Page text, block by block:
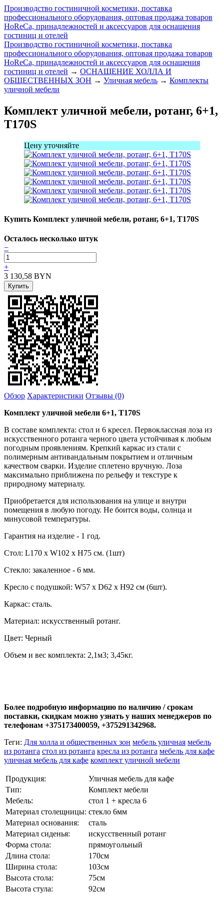
Производство гостиничной косметики, поставка
профессионального оборудования, оптовая продажа товаров
HoReCa, принадлежностей и аксессуаров для оснащения
гостиниц и отелей
Производство гостиничной косметики, поставка
профессионального оборудования, оптовая продажа товаров
HoReCa, принадлежностей и аксессуаров для оснащения
гостиниц и отелей → ОСНАЩЕНИЕ ХОЛЛА И
ОБЩЕСТВЕННЫХ ЗОН → Уличная мебель → Комплекты
уличной мебели
Комплект уличной мебели, ротанг, 6+1,
T170S
Цену уточняйте
Купить Комплект уличной мебели, ротанг, 6+1, T170S
Осталось несколько штук
−
+
3 130,58 BYN
Обзор Характеристики Отзывы (0)
Комплект уличной мебели 6+1, T170S
В составе комплекта: стол и 6 кресел. Первоклассная лоза из
искусственного ротанга черного цвета устойчивая к любым
погодным проявлениям. Крепкий каркас из стали с
полимерным антивандальным покрытием и отличным
качеством сварки. Изделие сплетено вручную. Лоза
максимально приближена по рельефу и текстуре к
природному материалу.
Приобретается для использования на улице и внутри
помещения в любую погоду. Не боится воды, солнца и
минусовой температуры.
Гарантия на изделие - 1 год.
Стол: L170 x W102 x H75 см. (1шт)
Стекло: закаленное - 6 мм.
Кресло с подушкой: W57 x D62 x H92 см (6шт).
Каркас: сталь.
Материал: искусственный ротанг.
Цвет: Черный
Объем и вес комплекта: 2,1м3; 3,45кг.
Более подробную информацию по наличию / срокам
поставки, скидкам можно узнать у наших менеджеров по
телефонам +375173400059, +375291342968.
Теги: Для холла и общественных зон мебель уличная мебель
из ротанга стол из ротанга кресла из ротанга мебель для кафе
уличная мебель для кафе комплект уличной мебели
Продукция:
Уличная мебель для кафе
Тип:
Комплект мебели
Мебель:
стол 1 + кресла 6
Материал столещницы: стекло 6мм
Материал основания:
сталь
Материал сиденья:
искусственный ротанг
Форма стола:
прямоугольный
Длина стола:
170см
Ширина стола:
103см
Высота стола:
75см
Высота стула:
92см